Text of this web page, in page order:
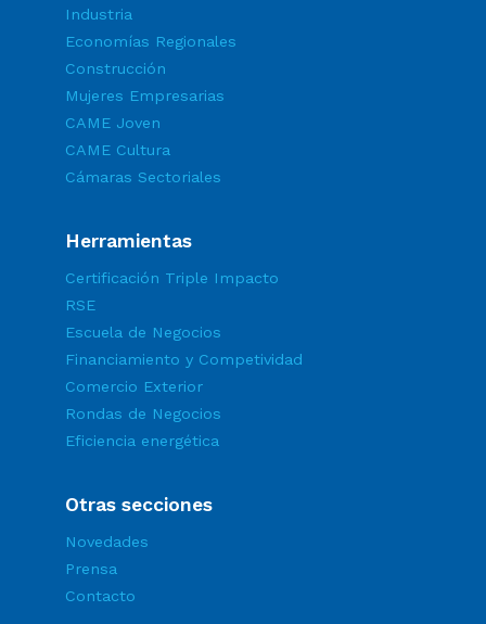
Industria
Economías Regionales
Construcción
Mujeres Empresarias
CAME Joven
CAME Cultura
Cámaras Sectoriales
Herramientas
Certificación Triple Impacto
RSE
Escuela de Negocios
Financiamiento y Competividad
Comercio Exterior
Rondas de Negocios
Eficiencia energética
Otras secciones
Novedades
Prensa
Contacto